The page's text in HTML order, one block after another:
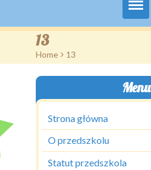
Aktualności
O przedszkolu
BIP
Kontakt
13
Home > 13
Menu
Strona główna
O przedszkolu
Statut przedszkola